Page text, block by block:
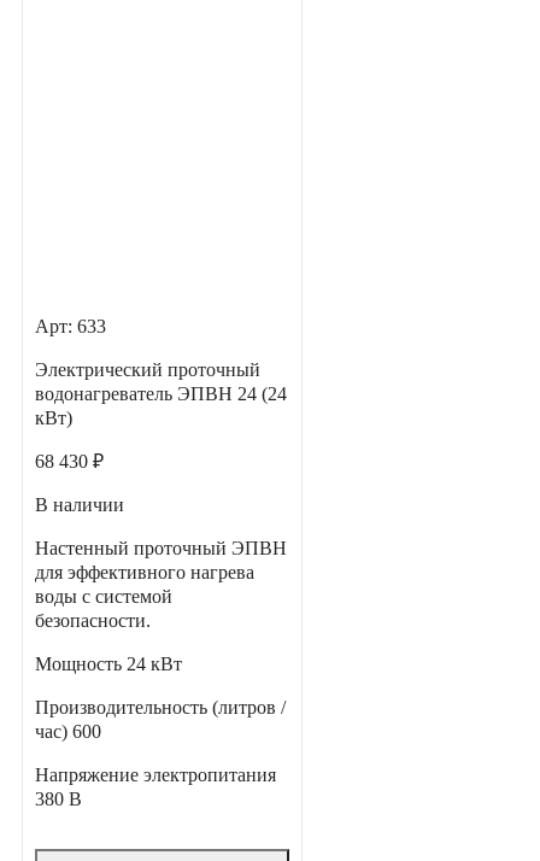
Арт: 633
Электрический проточный
водонагреватель ЭПВН 24 (24
кВт)
68 430 ₽
В наличии
Настенный проточный ЭПВН
для эффективного нагрева
воды с системой
безопасности.
Мощность 24 кВт
Производительность (литров /
час) 600
Напряжение электропитания
380 В